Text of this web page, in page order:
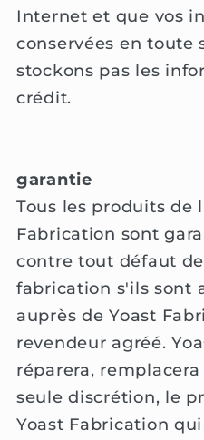
Internet et que vos
conservées en toute
stockons pas les
crédit.
garantie
Tous les produits de
Fabrication sont
contre tout défaut
fabrication s'ils sont
auprès de Yoast
revendeur agréé.
réparera,
seule discrétion, le
Yoast Fabrication